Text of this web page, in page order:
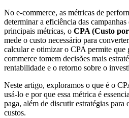
No e-commerce, as métricas de
determinar a eficiência das
principais métricas, o CPA (Custo
mede o custo necessário para
calcular e otimizar o CPA permite que
commerce tomem decisões mais
rentabilidade e o retorno sobre o
Neste artigo, exploramos o que é o
usá-lo e por que essa métrica é
paga, além de discutir estratégias para
custos.